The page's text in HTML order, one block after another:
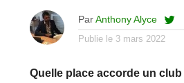
ParAnthony Alyce
Publie le 3 mars 2022
Quelle place accorde un